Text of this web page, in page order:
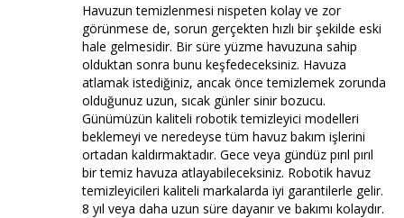
Havuzun temizlenmesi nispeten kolay ve zor
görünmese de, sorun gerçekten hızlı bir şekilde eski
hale gelmesidir. Bir süre yüzme havuzuna sahip
olduktan sonra bunu keşfedeceksiniz. Havuza
atlamak istediğiniz, ancak önce temizlemek zorunda
olduğunuz uzun, sıcak günler sinir bozucu.
Günümüzün kaliteli robotik temizleyici modelleri
beklemeyi ve neredeyse tüm havuz bakım işlerini
ortadan kaldırmaktadır. Gece veya gündüz pırıl pırıl
bir temiz havuza atlayabileceksiniz. Robotik havuz
temizleyicileri kaliteli markalarda iyi garantilerle gelir.
8 yıl veya daha uzun süre dayanır ve bakımı kolaydır.